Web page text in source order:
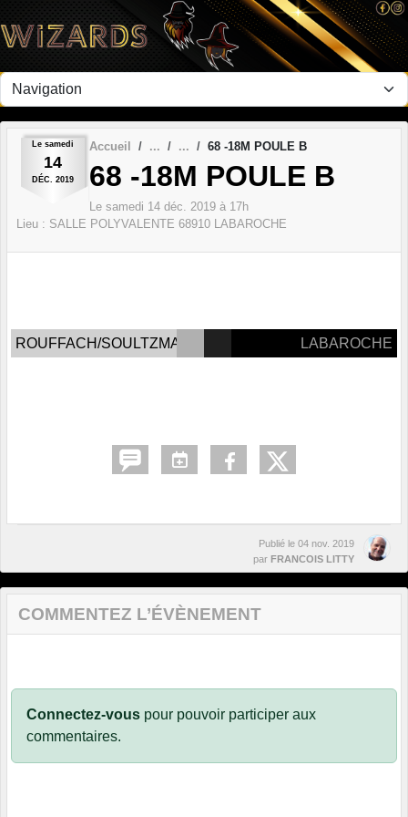
Le samedi
14
DÉC. 2019
Accueil 68 -18M POULE B
68 -18M POULE B
Le samedi 14 déc. 2019 à 17h
Lieu : SALLE POLYVALENTE 68910 LABAROCHE
ROUFFACH/SOULTZMATT LABAROCHE
Publié le 04 nov. 2019
par FRANCOIS LITTY
COMMENTEZ L’ÉVÈNEMENT
Connectez-vous pour pouvoir participer aux
commentaires.
Panneau de gestion des cookies